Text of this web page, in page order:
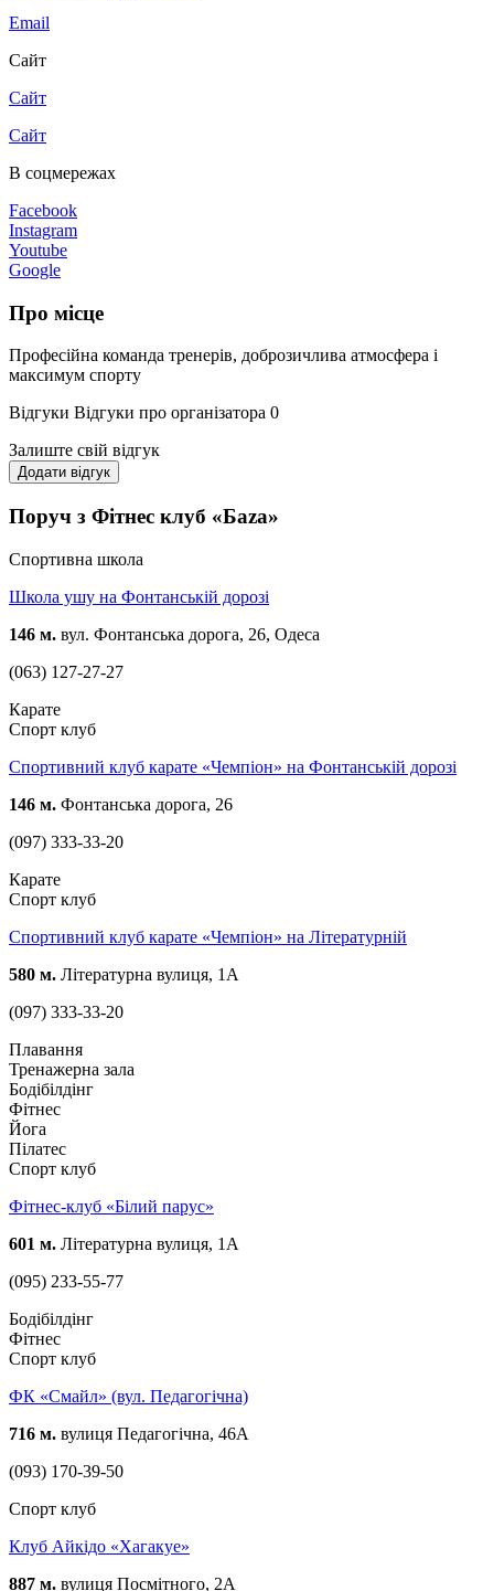
Email
Сайт
Сайт
Сайт
В соцмережах
Facebook
Instagram
Youtube
Google
Про місце
Професійна команда тренерів, доброзичлива атмосфера і
максимум спорту
Відгуки Відгуки про організатора 0
Залиште свій відгук
Додати відгук
Поруч з Фітнес клуб «Баzа»
Спортивна школа
Школа ушу на Фонтанській дорозі
146 м. вул. Фонтанська дорога, 26, Одеса
(063) 127-27-27
Карате
Спорт клуб
Спортивний клуб карате «Чемпіон» на Фонтанській дорозі
146 м. Фонтанська дорога, 26
(097) 333-33-20
Карате
Спорт клуб
Спортивний клуб карате «Чемпіон» на Літературній
580 м. Літературна вулиця, 1А
(097) 333-33-20
Плавання
Тренажерна зала
Бодібілдінг
Фітнес
Йога
Пілатес
Спорт клуб
Фітнес-клуб «Білий парус»
601 м. Літературна вулиця, 1А
(095) 233-55-77
Бодібілдінг
Фітнес
Спорт клуб
ФК «Смайл» (вул. Педагогічна)
716 м. вулиця Педагогічна, 46А
(093) 170-39-50
Спорт клуб
Клуб Айкідо «Хагакуе»
887 м. вулиця Посмітного, 2А